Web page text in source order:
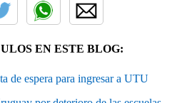
EN ESTE BLOG:
de espera para ingresar a UTU